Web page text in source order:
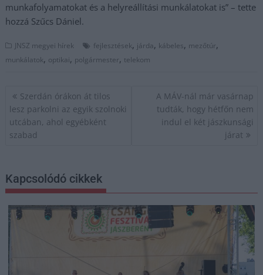
munkafolyamatokat és a helyreállítási munkálatokat is” – tette
hozzá Szűcs Dániel.
JNSZ megyei hírek fejlesztések, járda, kábeles, mezőtúr,
munkálatok, optikai, polgármester, telekom
Bejegyzés
navigáció
Szerdán órákon át tilos
lesz parkolni az egyik szolnoki
utcában, ahol egyébként
szabad
A MÁV-nál már vasárnap
tudták, hogy hétfőn nem
indul el két jászkunsági
járat
Kapcsolódó cikkek